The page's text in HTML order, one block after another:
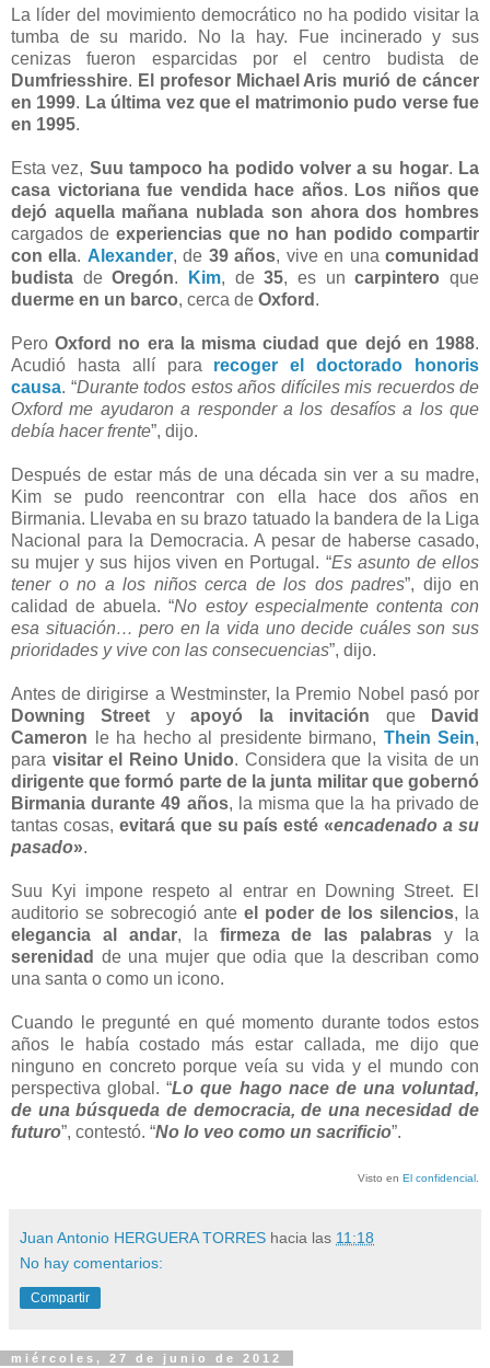
La líder del movimiento democrático no ha podido visitar la
tumba de su marido. No la hay. Fue incinerado y sus
cenizas fueron esparcidas por el centro budista de
Dumfriesshire. El profesor Michael Aris murió de cáncer
en 1999. La última vez que el matrimonio pudo verse fue
en 1995.
Esta vez, Suu tampoco ha podido volver a su hogar. La
casa victoriana fue vendida hace años. Los niños que
dejó aquella mañana nublada son ahora dos hombres
cargados de experiencias que no han podido compartir
con ella. Alexander, de 39 años, vive en unacomunidad
budista deOregón. Kim, de35, es uncarpintero que
duerme en un barco, cerca de Oxford .
PeroOxford no era la misma ciudad que dejó en 1988.
Acudió hasta allí para recoger el doctorado honoris
causa. “Durante todos estos años difíciles mis recuerdos de
Oxford me ayudaron a responder a los desafíos a los que
debía hacer frente”, dijo.
Después de estar más de una década sin ver a su madre,
Kim se pudo reencontrar con ella hace dos años en
Birmania. Llevaba en su brazo tatuado la bandera de la Liga
Nacional para la Democracia. A pesar de haberse casado,
su mujer y sus hijos viven en Portugal. “Es asunto de ellos
tener o no a los niños cerca de los dos padres”, dijo en
calidad de abuela. “No estoy especialmente contenta con
esa situación… pero en la vida uno decide cuáles son sus
prioridades y vive con las consecuencias”, dijo.
Antes de dirigirse a Westminster, la Premio Nobel pasó por
Downing Street yapoyó la invitación que
David
Cameron le ha hecho al presidente birmano, Thein Sein,
para visitar el Reino Unido. Considera que la visita de un
dirigente que formó parte de la junta militar que gobernó
Birmania durante 49 años, la misma que la ha privado de
tantas cosas, evitará que su país esté «encadenado a su
pasado».
Suu Kyi impone respeto al entrar en Downing Street. El
auditorio se sobrecogió ante el poder de los silencios, la
elegancia al andar, la firmeza de las palabras y la
serenidad de una mujer que odia que la describan como
una santa o como un icono.
Cuando le pregunté en qué momento durante todos estos
años le había costado más estar callada, me dijo que
ninguno en concreto porque veía su vida y el mundo con
perspectiva global. “Lo que hago nace de una voluntad,
de una búsqueda de democracia, de una necesidad de
futuro”, contestó. “No lo veo como un sacrificio”.
Visto en El confidencial.
Juan Antonio HERGUERA TORRES hacia las 11:18
No hay comentarios:
Compartir
miércoles, 27 de junio de 2012